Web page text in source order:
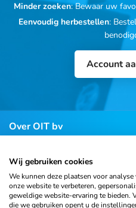
Minder zoeken: Bewaar uw
Eenvoudig herbestellen:
Account
Over OIT bv
Klantenservice
Contact
Wij gebruiken cookies
We kunnen deze plaatsen voor
onze website te verbeteren,
geweldige website-ervaring te bieden.
die we gebruiken opent u de